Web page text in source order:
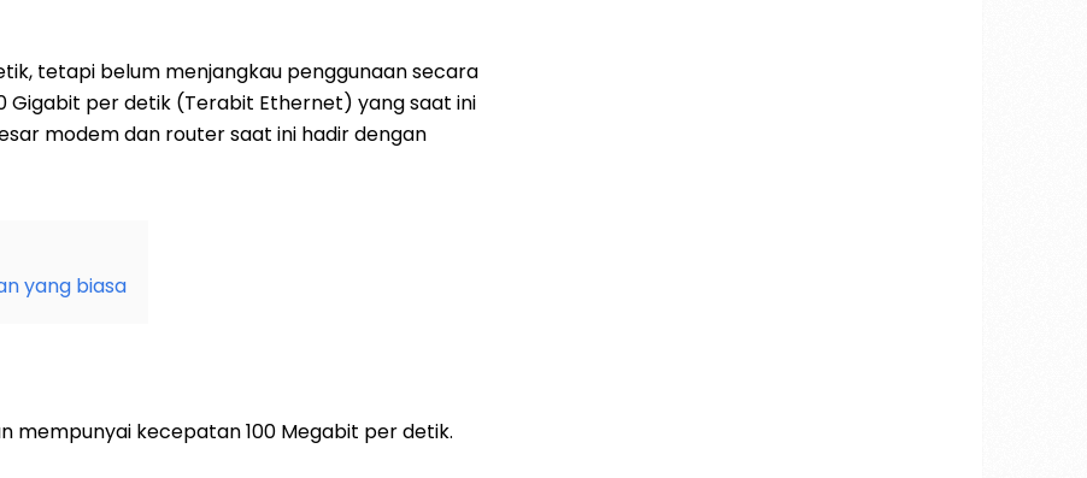
tetapi belum menjangkau penggunaan secara
Gigabit per detik (Terabit Ethernet) yang saat ini
modem dan router saat ini hadir dengan
yang biasa
mempunyai kecepatan 100 Megabit per detik.